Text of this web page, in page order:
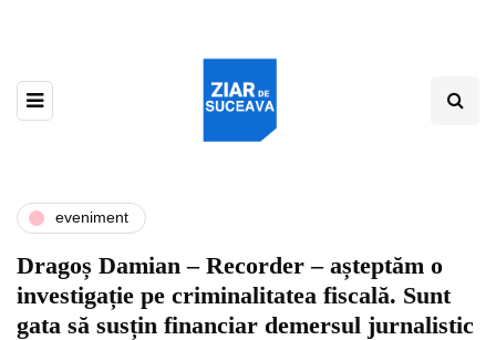
eveniment
Dragoș Damian – Recorder – așteptăm o
investigație pe criminalitatea fiscală. Sunt
gata să susțin financiar demersul jurnalistic